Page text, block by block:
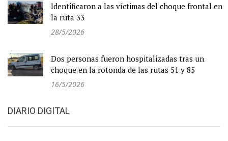
Identificaron a las víctimas del choque frontal en
la ruta 33
28/5/2026
Dos personas fueron hospitalizadas tras un
choque en la rotonda de las rutas 51 y 85
16/5/2026
DIARIO DIGITAL